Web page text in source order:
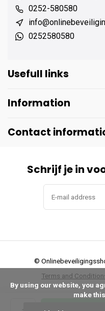
0252-580580
0252580580
Usefull links
Information
Contact
Schrijf je in
Terms and
©
make